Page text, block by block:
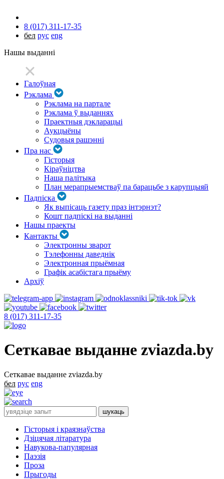
8 (017) 311-17-35
бел рус eng
Нашы выданні
Галоўная
Рэклама
Рэклама на партале
Рэклама ў выданнях
Праектныя дэкларацыі
Аукцыёны
Судовыя рашэнні
Пра нас
Гісторыя
Кіраўніцтва
Наша палітыка
План мерапрыемстваў па барацьбе з карупцыяй
Падпіска
Як выпісаць газету праз інтэрнэт?
Кошт падпіскі на выданні
Нашы праекты
Кантакты
Электронны зварот
Тэлефонны даведнік
Электронная прыёмная
Графік асабістага прыёму
Архіў
8 (017) 311-17-35
Сеткавае выданне zviazda.by
Сеткавае выданне zviazda.by
бел рус eng
Гісторыя і краязнаўства
Дзіцячая літаратура
Навукова-папулярная
Паэзія
Проза
Прыгоды